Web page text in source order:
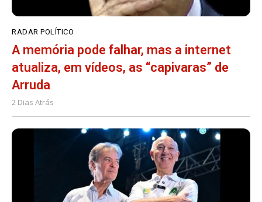
RADAR POLÍTICO
A memória pode falhar, mas a internet
atualiza, em vídeos, as “capivaras” de
Arruda
2 Dias Atrás